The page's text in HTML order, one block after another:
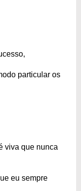
particular os
viva que nunca
eu sempre